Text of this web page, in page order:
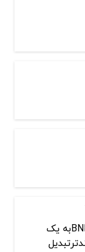
اگرارتقاهای هارد فورک اجرا شوند BNBchainبه یک